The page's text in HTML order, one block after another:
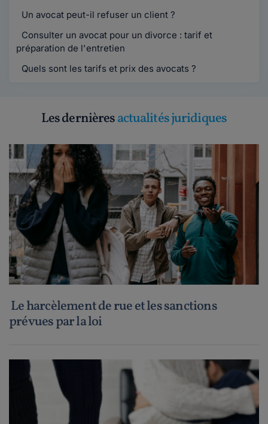
Un avocat peut-il refuser un client ?
Consulter un avocat pour un divorce : tarif et
préparation de l'entretien
Quels sont les tarifs et prix des avocats ?
Les dernièresactualités juridiques
Le harcèlement de rue et les sanctions
prévues par la loi